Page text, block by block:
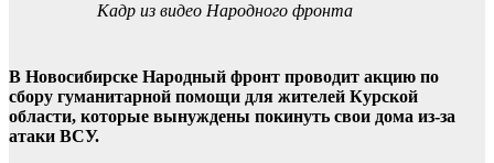
Кадр из видео Народного фронта
В Новосибирске Народный фронт проводит акцию по
сбору гуманитарной помощи для жителей Курской
области, которые вынуждены покинуть свои дома из-за
атаки ВСУ.